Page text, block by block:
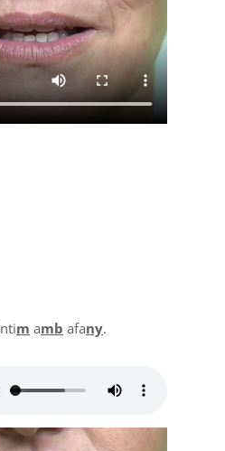
m amb afany.